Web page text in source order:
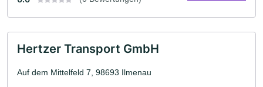
Hertzer Transport GmbH
Auf dem Mittelfeld 7, 98693 Ilmenau